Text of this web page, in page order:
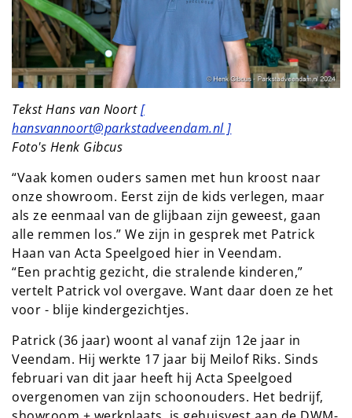
Tekst Hans van Noort[
hansvannoort@parkstadveendam.nl ]
Foto's Henk Gibcus
“Vaak komen ouders samen met hun kroost naar
onze showroom. Eerst zijn de kids verlegen, maar
als ze eenmaal van de glijbaan zijn geweest, gaan
alle remmen los.” We zijn in gesprek met Patrick
Haan van Acta Speelgoed hier in Veendam.
“Een prachtig gezicht, die stralende kinderen,”
vertelt Patrick vol overgave. Want daar doen ze het
voor - blije kindergezichtjes.
Patrick (36 jaar) woont al vanaf zijn 12e jaar in
Veendam. Hij werkte 17 jaar bij Meilof Riks. Sinds
februari van dit jaar heeft hij Acta Speelgoed
overgenomen van zijn schoonouders. Het bedrijf,